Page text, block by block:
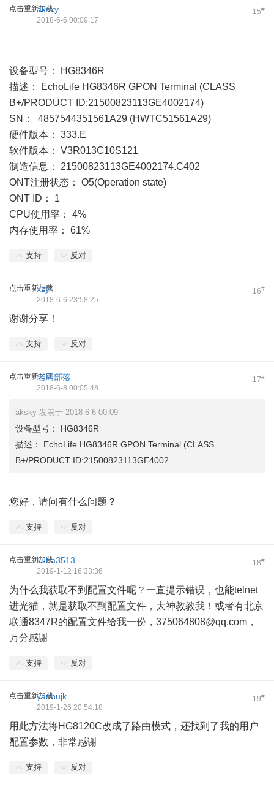
点击重新加载 15#
aksky
2018-6-6 00:09:17
设备型号： HG8346R
描述： EchoLife HG8346R GPON Terminal (CLASS
B+/PRODUCT ID:21500823113GE4002174)
SN： 4857544351561A29 (HWTC51561A29)
硬件版本： 333.E
软件版本： V3R013C10S121
制造信息： 21500823113GE4002174.C402
ONT注册状态： O5(Operation state)
ONT ID： 1
CPU使用率： 4%
内存使用率： 61%
支持 反对
点击重新加载 16#
xzy
2018-6-6 23:58:25
谢谢分享！
支持 反对
点击重新加载 17#
老周部落
2018-6-8 00:05:48
aksky 发表于 2018-6-6 00:09
设备型号： HG8346R
描述： EchoLife HG8346R GPON Terminal (CLASS
B+/PRODUCT ID:21500823113GE4002 ...
您好，请问有什么问题？
支持 反对
点击重新加载 18#
kuba3513
2019-1-12 16:33:36
为什么我获取不到配置文件呢？一直提示错误，也能telnet
进光猫，就是获取不到配置文件，大神教教我！或者有北京
联通8347R的配置文件给我一份， 375064808@qq.com ，
万分感谢
支持 反对
点击重新加载 19#
yanhujk
2019-1-26 20:54:18
用此方法将HG8120C改成了路由模式，还找到了我的用户
配置参数，非常感谢
支持 反对